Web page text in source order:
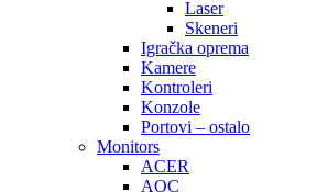
Laser
Skeneri
Igračka oprema
Kamere
Kontroleri
Konzole
Portovi – ostalo
Monitors
ACER
AOC